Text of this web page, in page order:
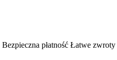
Bezpieczna płatność Łatwe zwroty